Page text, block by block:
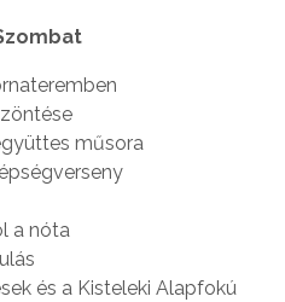
műsora
a nóta
és a Kisteleki Alapfokú